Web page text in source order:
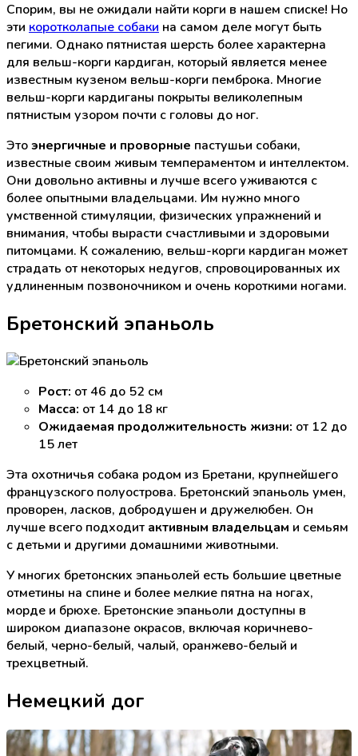
Спорим, вы не ожидали найти корги в нашем списке! Но
эти коротколапые собаки на самом деле могут быть
пегими. Однако пятнистая шерсть более характерна
для вельш-корги кардиган, который является менее
известным кузеном вельш-корги пемброка. Многие
вельш-корги кардиганы покрыты великолепным
пятнистым узором почти с головы до ног.
Этоэнергичные и проворные пастушьи собаки,
известные своим живым темпераментом и интеллектом.
Они довольно активны и лучше всего уживаются с
более опытными владельцами. Им нужно много
умственной стимуляции, физических упражнений и
внимания, чтобы вырасти счастливыми и здоровыми
питомцами. К сожалению, вельш-корги кардиган может
страдать от некоторых недугов, спровоцированных их
удлиненным позвоночником и очень короткими ногами.
Бретонский эпаньоль
Рост: от 46 до 52 см
Масса: от 14 до 18 кг
Ожидаемая продолжительность жизни: от 12 до
15 лет
Эта охотничья собака родом из Бретани, крупнейшего
французского полуострова. Бретонский эпаньоль умен,
проворен, ласков, добродушен и дружелюбен. Он
лучше всего подходит активным владельцам и семьям
с детьми и другими домашними животными.
У многих бретонских эпаньолей есть большие цветные
отметины на спине и более мелкие пятна на ногах,
морде и брюхе. Бретонские эпаньоли доступны в
широком диапазоне окрасов, включая коричнево-
белый, черно-белый, чалый, оранжево-белый и
трехцветный.
Немецкий дог